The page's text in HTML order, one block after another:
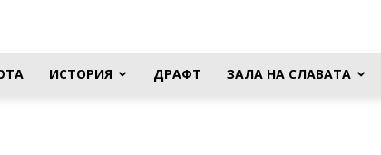
ИСТОРИЯ ДРАФТ ЗАЛА НА СЛАВАТА